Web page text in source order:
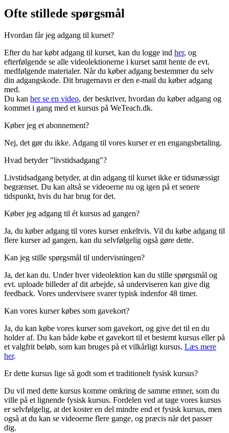
Ofte stillede spørgsmål
Hvordan får jeg adgang til kurset?
Efter du har købt adgang til kurset, kan du logge ind her, og
efterfølgende se alle videolektionerne i kurset samt hente de evt.
medfølgende materialer. Når du køber adgang bestemmer du selv
din adgangskode. Dit brugernavn er den e-mail du køber adgang
med.
Du kan her se en video, der beskriver, hvordan du køber adgang og
kommet i gang med et kursus på WeTeach.dk.
Køber jeg et abonnement?
Nej, det gør du ikke. Adgang til vores kurser er en engangsbetaling.
Hvad betyder "livstidsadgang"?
Livstidsadgang betyder, at din adgang til kurset ikke er tidsmæssigt
begrænset. Du kan altså se videoerne nu og igen på et senere
tidspunkt, hvis du har brug for det.
Køber jeg adgang til ét kursus ad gangen?
Ja, du køber adgang til vores kurser enkeltvis. Vil du købe adgang til
flere kurser ad gangen, kan du selvfølgelig også gøre dette.
Kan jeg stille spørgsmål til undervisningen?
Ja, det kan du. Under hver videolektion kan du stille spørgsmål og
evt. uploade billeder af dit arbejde, så underviseren kan give dig
feedback. Vores undervisere svarer typisk indenfor 48 timer.
Kan vores kurser købes som gavekort?
Ja, du kan købe vores kurser som gavekort, og give det til en du
holder af. Du kan både købe et gavekort til et bestemt kursus eller på
et valgfrit beløb, som kan bruges på et vilkårligt kursus. Læs mere
her.
Er dette kursus lige så godt som et traditionelt fysisk kursus?
Du vil med dette kursus komme omkring de samme emner, som du
ville på et lignende fysisk kursus. Fordelen ved at tage vores kursus
er selvfølgelig, at det koster en del mindre end et fysisk kursus, men
også at du kan se videoerne flere gange, og præcis når det passer
dig.